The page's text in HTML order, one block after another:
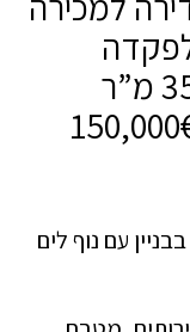
בבניין עם נוף לים